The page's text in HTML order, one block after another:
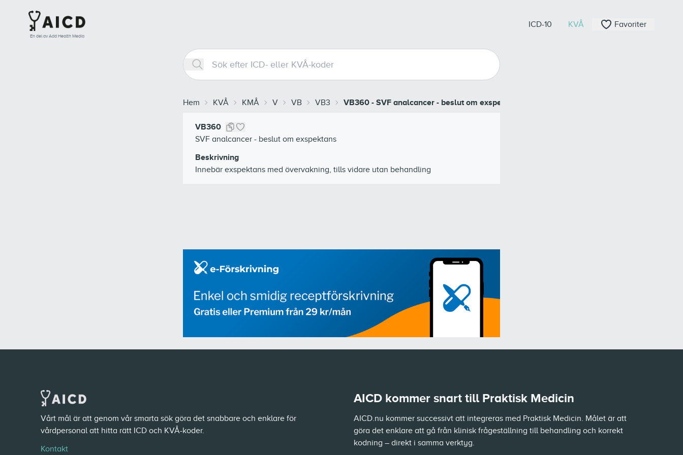
En del av Add Health Media
ICD-10 KVÅ Favoriter
Hem KVÅ KMÅ V VB VB3 VB360 - SVF analcancer - beslut om exspektans
VB360
SVF analcancer - beslut om exspektans
Beskrivning
Innebär exspektans med övervakning, tills vidare utan behandling
Vårt mål är att genom vår smarta sök göra det snabbare och enklare för
vårdpersonal att hitta rätt ICD och KVÅ-koder.
Kontakt
AICD kommer snart till Praktisk Medicin
AICD.nu kommer successivt att integreras med Praktisk Medicin. Målet är att
göra det enklare att gå från klinisk frågeställning till behandling och korrekt
kodning – direkt i samma verktyg.